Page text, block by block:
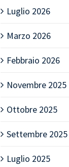
Luglio 2026
Marzo 2026
Febbraio 2026
Novembre 2025
Ottobre 2025
Settembre 2025
Luglio 2025